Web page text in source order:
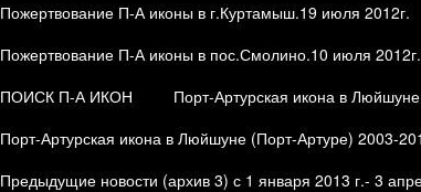
Пожертвование П-А иконы в г.Куртамыш.19 июля 2012г.
Пожертвование П-А иконы в пос.Смолино.10 июля 2012г.
ПОИСК П-А ИКОН
Порт-Артурская икона в
Порт-Артурская икона в Люйшуне (Порт-Артуре) 2003-
Предыдущие новости (архив 3) с 1 января 2013 г.- 3